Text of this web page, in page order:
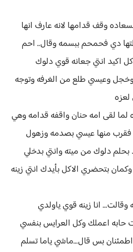
وقف قدامها لانه عارف انها
دي فحمحم ببسمه وقال.. احم
اكيد انتي جعانه قوي دلوك
وعيسي طلع من الغرفه وتوجه
لقى امه حنان واقفه قدامه وهي
فقرب منها عيسي بصدمه وزهول
بحلم دلوك من ميته وانتي بدخلي
بتحضري الاكل بأيدك انتي زينه
انا زينه قوي ياولدي
حابه اعملك وكل العرايس بنفسي
بس قال...ماشي ياما تسلم